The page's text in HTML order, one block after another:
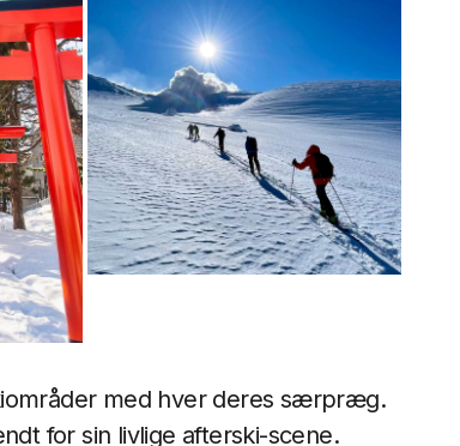
med hver deres særpræg.
for sin livlige afterski-scene.